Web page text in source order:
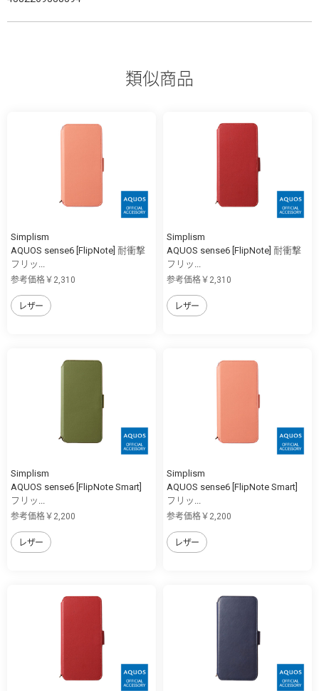
類似商品
Simplism
AQUOS sense6 [FlipNote] 耐衝撃
フリッ...
参考価格￥2,310
レザー
Simplism
AQUOS sense6 [FlipNote] 耐衝撃
フリッ...
参考価格￥2,310
レザー
Simplism
AQUOS sense6 [FlipNote Smart]
フリッ...
参考価格￥2,200
レザー
Simplism
AQUOS sense6 [FlipNote Smart]
フリッ...
参考価格￥2,200
レザー